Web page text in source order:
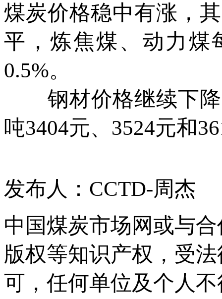
煤炭价格稳中有涨，
平，炼焦煤、动力煤
0.5%。
钢材价格继续下降
吨3404元、3524元和
发布人：CCTD-周杰
中国煤炭市场网或与
版权等知识产权，受
可，任何单位及个人